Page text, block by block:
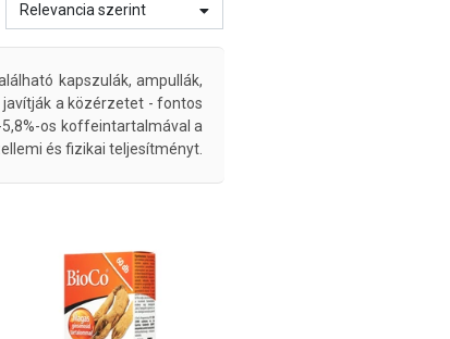
Relevancia szerint
kapszulák, ampullák,
a közérzetet - fontos
os koffeintartalmával a
és fizikai teljesítményt.